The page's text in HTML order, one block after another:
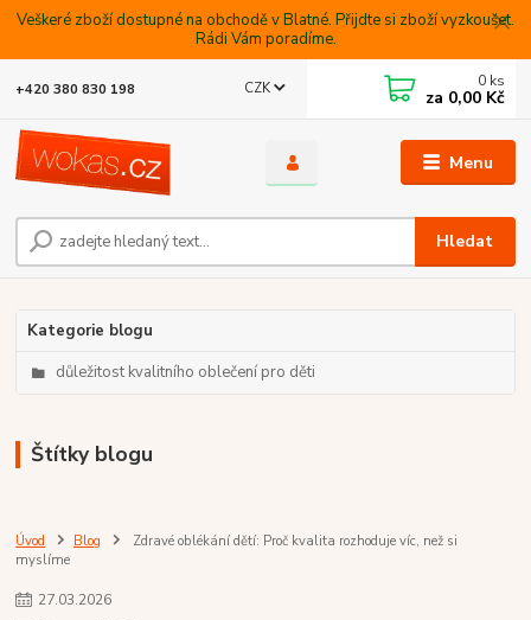
Veškeré zboží dostupné na obchodě v Blatné. Přijdte si zboží vyzkoušet.
Rádi Vám poradíme.
Menu
CZK
Hledat
+420 380 830 198 0 ks
za 0,00 Kč
Kategorie blogu
důležitost kvalitního oblečení pro děti
Štítky blogu
Úvod Blog
Zdravé oblékání dětí: Proč kvalita rozhoduje víc, než si
myslíme
27.03.2026